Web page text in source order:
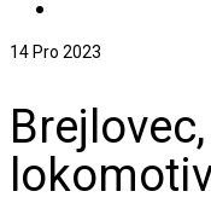
14 Pro 2023